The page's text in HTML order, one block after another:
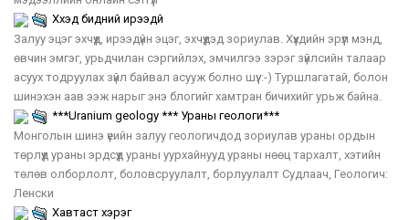
Хүүхэд бидний ирээдүй
Залуу эцэг эхчүүд, ирээдүйн эцэг, эхчүүдэд зориулав. Хүүхдийн эрүүл мэнд,
өвчин эмгэг, урьдчилан сэргийлэх, эмчилгээ зэрэг зүйлсийн талаар
асуух тодруулах зүйл байвал асууж болно шүү. :-) Туршлагатай, болон
шинэхэн аав ээж нарыг энэ блогийг хамтран бичихийг урьж байна.
***Uranium geology *** Ураны геологи***
Монголын шинэ үеийн залуу геологичдод зориулав ураны ордын
төрлүүд ураны эрдсүүд ураны уурхайнууд ураны нөөц тархалт, хэтийн
төлөв олборлолт, боловсруулалт, борлуулалт Судлаач, Геологич:
Ленски
Хавтаст хэрэг